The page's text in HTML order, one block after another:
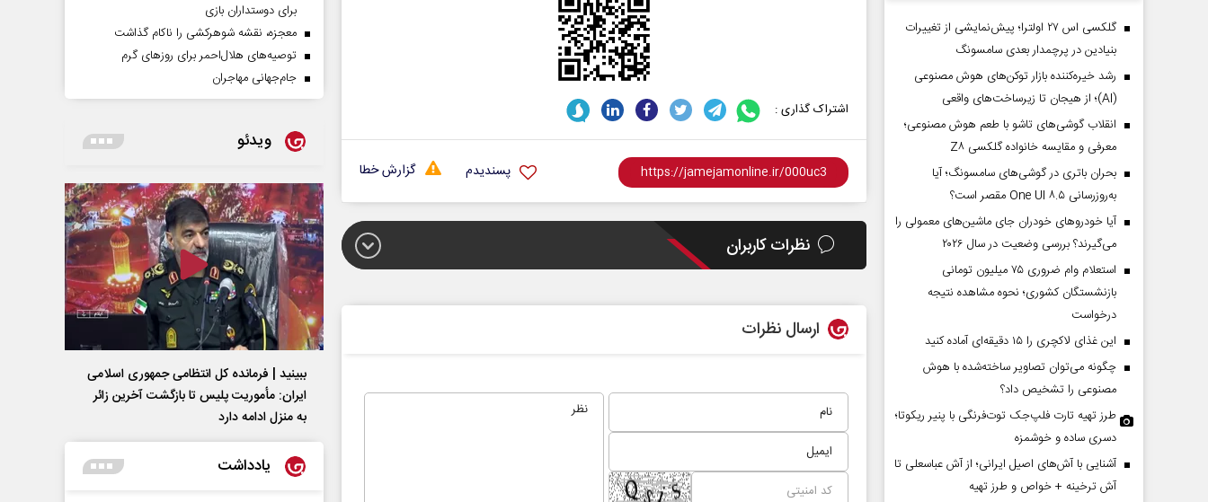
اشتراک گذاری :
گزارش خطا پسندیدم
نظرات کاربران
ارسال نظرات
گلکسی اس ۲۷ اولترا؛ پیش‌نمایشی از تغییرات
بنیادین در پرچمدار بعدی سامسونگ
رشد خیره‌کننده بازار توکن‌های هوش مصنوعی
(AI)؛ از هیجان تا زیرساخت‌های واقعی
انقلاب گوشی‌های تاشو‌ با طعم هوش مصنوعی؛
معرفی و مقایسه خانواده گلکسی Z۸
بحران باتری در گوشی‌های سامسونگ؛ آیا
به‌روزرسانی One UI ۸.۵ مقصر است؟
آیا خودروهای خودران جای ماشین‌های معمولی را
می‌گیرند؟ بررسی وضعیت در سال ۲۰۲۶
استعلام وام ضروری ۷۵ میلیون تومانی
بازنشستگان کشوری؛ نحوه مشاهده نتیجه
درخواست
این غذای لاکچری را ۱۵ دقیقه‌ای آماده کنید
چگونه می‌توان تصاویر ساخته‌شده با هوش
مصنوعی را تشخیص داد؟
طرز تهیه تارت فلپ‌جک توت‌فرنگی با پنیر ریکوتا؛
دسری ساده و خوشمزه
آشنایی با آش‌های اصیل ایرانی؛ از آش عباسعلی تا
آش ترخینه + خواص و طرز تهیه
برای دوستداران بازی
معجزه، نقشه شوهرکشی را ناکام گذاشت
توصیه‌های هلال‌احمر برای روز‌های گرم
جام‌جهانی مهاجران
ویدئو
ببینید | فرمانده کل انتظامی جمهوری اسلامی
ایران­: مأموریت پلیس تا بازگشت آخرین زائر
به منزل ادامه دارد
یادداشت